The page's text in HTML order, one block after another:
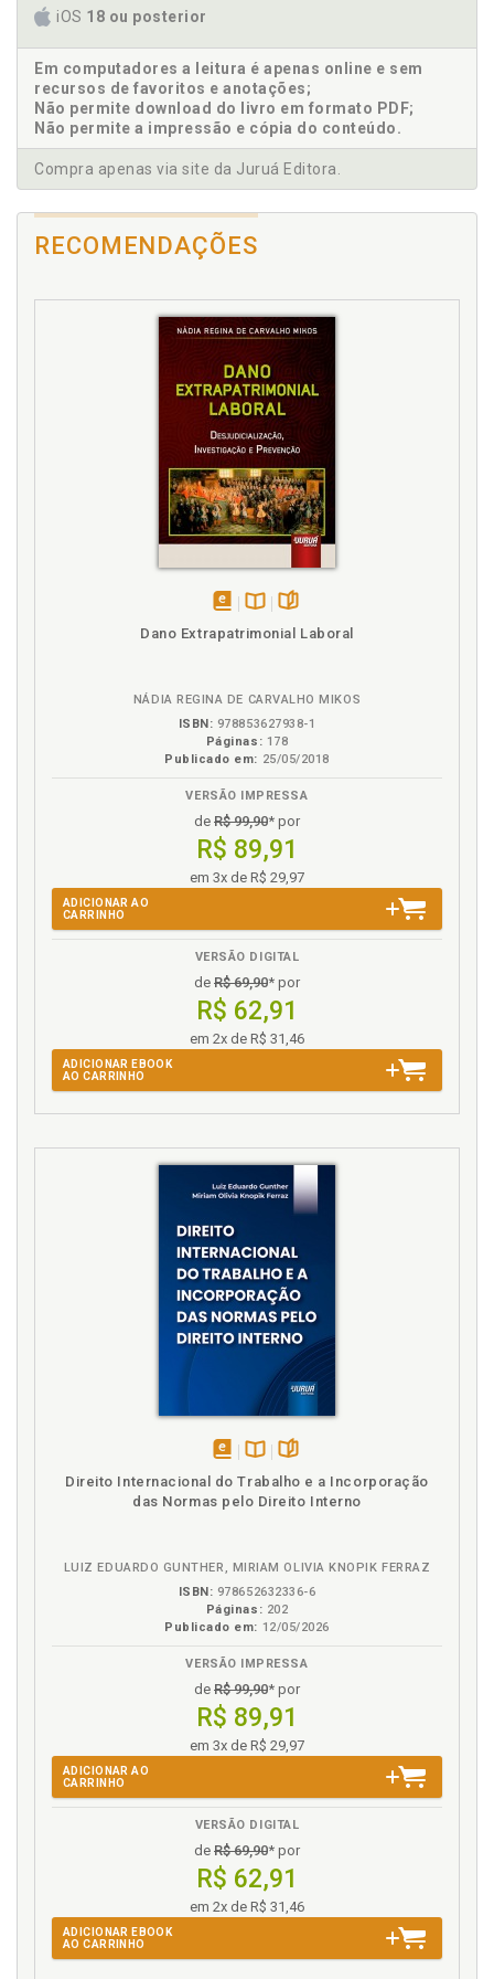
p. 86
Desproteção. Riscos da desproteção e perspectivas,
p. 232
Dicas e mentorias: disciplinando o motorista, p. 76
Dirigindo Uber: etnografia de um motorista de APP,
p. 19
E
Estelionato, p. 167
Etnografia. Dirigindo Uber: etnografia de um
motorista de APP, p. 19
Etnografia. Subordinação jurídica a partir da
Falsa autonomia, p. 211
Gestão do trabalho, p. 179
Grupo social. Motoristas de aplicativo enquanto
Hierarquia, p. 191
Incentivismo, p. 152
Indícios de subordinação, p. 183
Introdução, p. 13
Lista de abreviaturas, p. 9
Medo e riscos no trabalho por aplicativo, p. 72
motorista, p. 76
Motorista de APP. Dirigindo Uber: etnografia de um
Motorista. Dicas e mentorias: disciplinando o
Motoristas de aplicativo enquanto grupo social, p.
Números da pesquisa, p. 126
Obscurantismo, p. 176
Perspectiva. Riscos da desproteção e perspectivas,
Pesquisa. Achados da pesquisa, p. 149
Pesquisa. Números da pesquisa, p. 126
Plataforma. Subordinação no capitalismo de
Poder regulamentar, p. 185
Ponto de encontro, p. 99
Referências, p. 257
Risco ocupacional. Outros riscos ocupacionais, p. 92
Risco. Compartilhamento de riscos, p. 171
iOS 18 ou posterior
Em computadores a leitura é apenas online e sem
recursos de favoritos e anotações;
Não permite download do livro em formato PDF;
Não permite a impressão e cópia do conteúdo.
Compra apenas via site da Juruá Editora.
RECOMENDAÇÕES
em
Disponível
páginas
Dano Extrapatrimonial Laboral
NÁDIA REGINA DE CARVALHO MIKOS
ISBN: 978853627938-1
Páginas: 178
Publicado em: 25/05/2018
VERSÃO IMPRESSA
de R$ 99,90* por
R$ 89,91
em 3x de R$ 29,97
ADICIONAR AO
CARRINHO
VERSÃO DIGITAL
de R$ 69,90* por
R$ 62,91
em 2x de R$ 31,46
ADICIONAR EBOOK
AO CARRINHO
disponível
eBook
Disponível
na
páginas
Direito Internacional do Trabalho e a Incorporação
das Normas pelo Direito Interno
LUIZ EDUARDO GUNTHER, MIRIAM OLIVIA KNOPIK FERRAZ
ISBN: 978652632336-6
Páginas: 202
Publicado em: 12/05/2026
VERSÃO IMPRESSA
de R$ 99,90* por
R$ 89,91
em 3x de R$ 29,97
ADICIONAR AO
CARRINHO
VERSÃO DIGITAL
de R$ 69,90* por
R$ 62,91
em 2x de R$ 31,46
ADICIONAR EBOOK
AO CARRINHO